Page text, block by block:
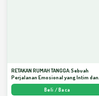
RETAKAN RUMAH TANGGA: Sebuah
Perjalanan Emosional yang Intim dan
Mendalam - Arda Dinata
Beli / Baca